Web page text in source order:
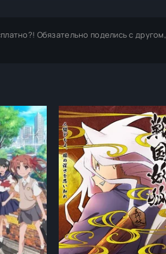
Обязательно поделись с другом,